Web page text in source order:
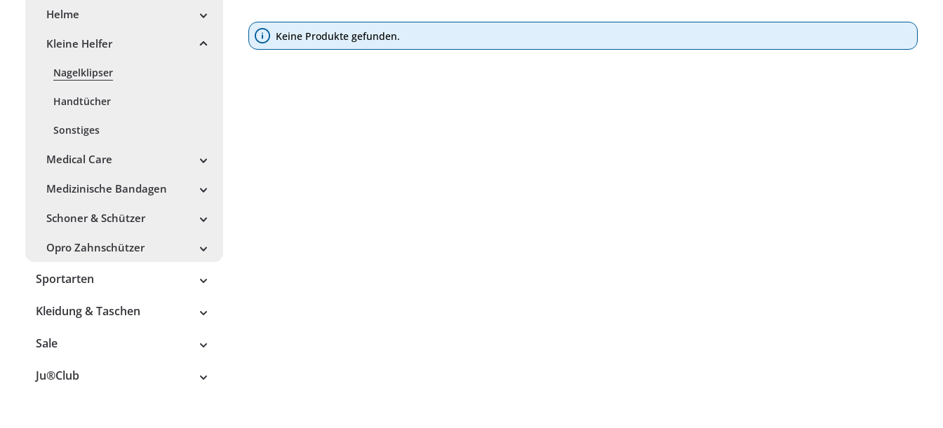
Helme
Kleine Helfer
Nagelklipser
Handtücher
Sonstiges
Medical Care
Medizinische Bandagen
Schoner & Schützer
Opro Zahnschützer
Sportarten
Kleidung & Taschen
Sale
Ju®Club
Keine Produkte gefunden.